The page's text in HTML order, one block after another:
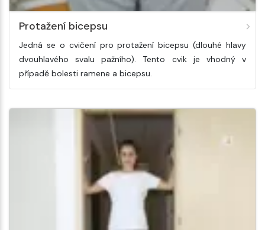
Protažení bicepsu
Jedná se o cvičení pro protažení bicepsu (dlouhé hlavy
dvouhlavého svalu pažního). Tento cvik je vhodný v
případě bolesti ramene a bicepsu.